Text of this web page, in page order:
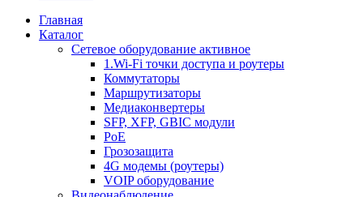
Главная
Каталог
Сетевое оборудование активное
1.Wi-Fi точки доступа и роутеры
Коммутаторы
Маршрутизаторы
Медиаконвертеры
SFP, XFP, GBIC модули
PoE
Грозозащита
4G модемы (роутеры)
VOIP оборудование